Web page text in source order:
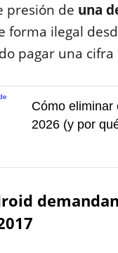
presión de una
forma ilegal
pagar una
Cómo eliminar
2026 (y por